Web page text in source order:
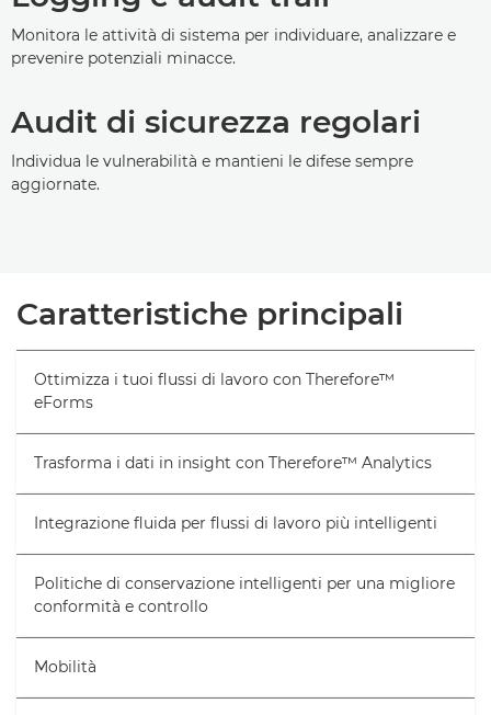
Monitora le attività di sistema per individuare, analizzare e
prevenire potenziali minacce.
Audit di sicurezza regolari
Individua le vulnerabilità e mantieni le difese sempre
aggiornate.
Caratteristiche principali
Ottimizza i tuoi flussi di lavoro con Therefore™
eForms
Trasforma i dati in insight con Therefore™ Analytics
Integrazione fluida per flussi di lavoro più intelligenti
Politiche di conservazione intelligenti per una migliore
conformità e controllo
Mobilità